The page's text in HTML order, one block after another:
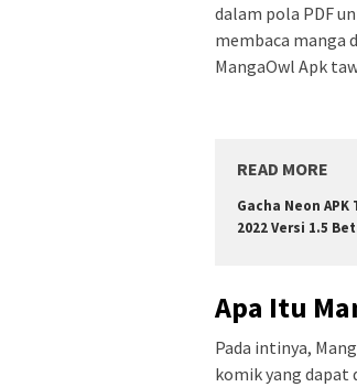
dalam pola PDF
membaca manga
MangaOwl Apk
READ MORE
Gacha Neon APK
2022 Versi 1.5
Apa Itu
Pada intinya,
komik yang dapat